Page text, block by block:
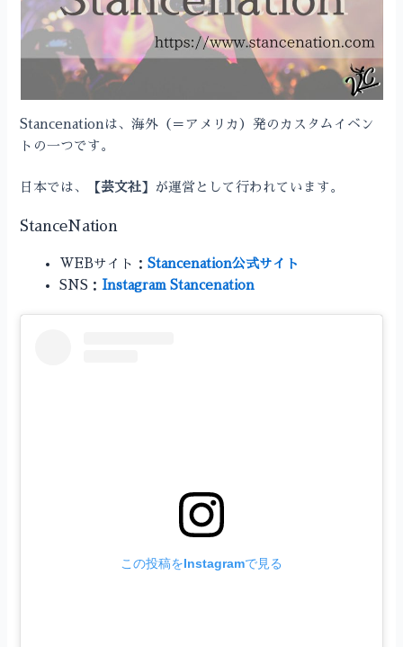
Stancenationは、海外（＝アメリカ）発のカスタムイベン
トの一つです。
日本では、 【芸文社】 が運営として行われています。
StanceNation
WEBサイト：Stancenation公式サイト
SNS：
Instagram Stancenation
この投稿をInstagramで見る